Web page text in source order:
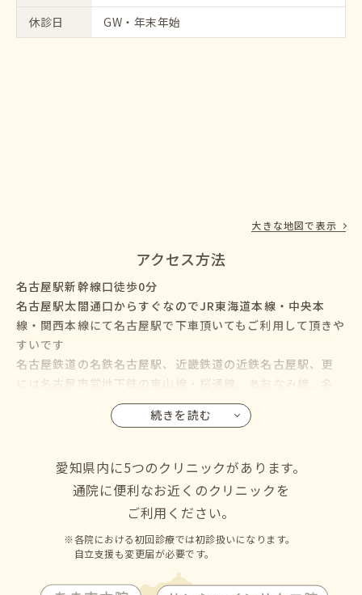
休診日
GW・年末年始
大きな地図で表示
アクセス方法
名古屋駅新幹線口徒歩0分
名古屋駅太閤通口からすぐなのでJR東海道本線・中央本
線・関西本線にて名古屋駅で下車頂いてもご利用して頂きや
すいです
名古屋鉄道の名鉄名古屋駅、近畿鉄道の近鉄名古屋駅、更
には名古屋市営地下鉄の東山線・桜通線、あおなみ線、名
鉄バス・名古屋市営バスも名古屋駅に乗り入れているので、
名古屋市の千種区・東区・北区・西区・中村区・中区・昭
区・名東区・天白区にお住いの方からも通院して頂けます
続きを読む
愛知県内に5つのクリニックがあります。
通院に便利なお近くのクリニックを
ご利用ください。
各院における初回診療では初診扱いになります。
自立支援も変更届が必要です。